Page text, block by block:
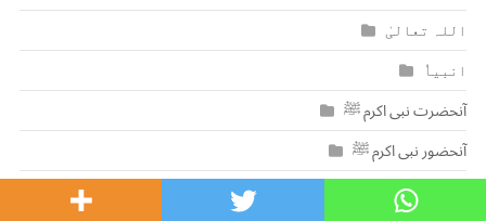
اللہ تعالیٰ
انبیاٗ
آنحضرت نبی اکرم ﷺ
آنحضور نبی اکرم ﷺ
انسانیت